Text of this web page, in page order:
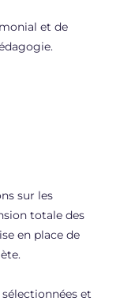
et de
sur les
totale des
en place de
et